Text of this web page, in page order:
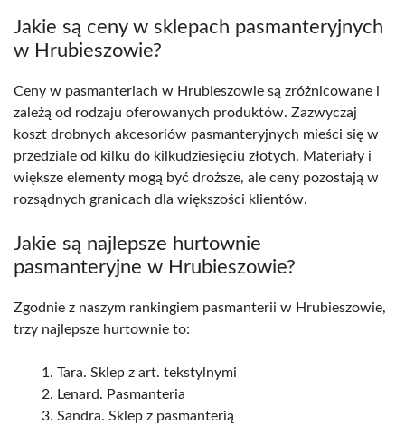
Jakie są ceny w sklepach pasmanteryjnych
w Hrubieszowie?
Ceny w pasmanteriach w Hrubieszowie są zróżnicowane i
zależą od rodzaju oferowanych produktów. Zazwyczaj
koszt drobnych akcesoriów pasmanteryjnych mieści się w
przedziale od kilku do kilkudziesięciu złotych. Materiały i
większe elementy mogą być droższe, ale ceny pozostają w
rozsądnych granicach dla większości klientów.
Jakie są najlepsze hurtownie
pasmanteryjne w Hrubieszowie?
Zgodnie z naszym rankingiem pasmanterii w Hrubieszowie,
trzy najlepsze hurtownie to:
Tara. Sklep z art. tekstylnymi
Lenard. Pasmanteria
Sandra. Sklep z pasmanterią